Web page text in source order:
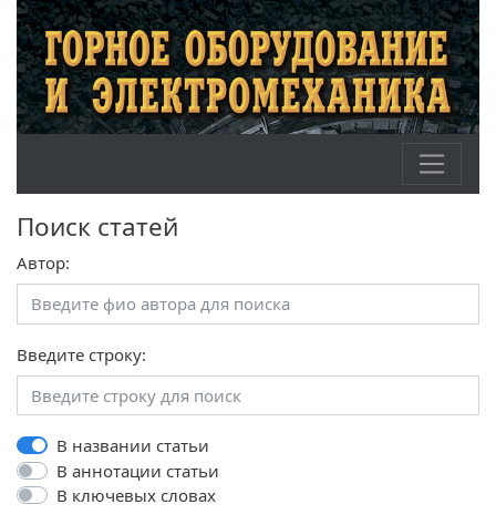
Поиск статей
Автор:
Введите строку:
В названии статьи
В аннотации статьи
В ключевых словах